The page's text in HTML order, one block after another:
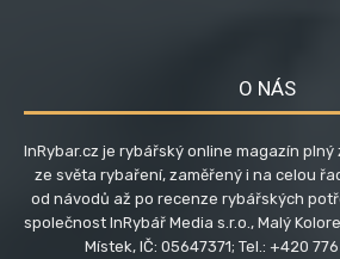
O NÁS
InRybar.cz je rybářský online magazín
ze světa rybaření, zaměřený i na celou
od návodů až po recenze rybářských
společnost InRybář Media s.r.o., Malý
Místek, IČ: 05647371; Tel.: +420